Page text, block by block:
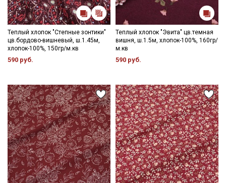
Теплый хлопок "Степные зонтики"
цв.бордово-вишневый, ш.1.45м,
хлопок-100%, 150гр/м.кв
590 руб.
Теплый хлопок "Эвита" цв.темная
вишня, ш.1.5м, хлопок-100%, 160гр/
м.кв
590 руб.